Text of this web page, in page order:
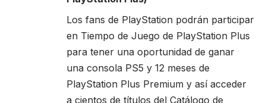
Los fans de PlayStation podrán participar
en Tiempo de Juego de PlayStation Plus
para tener una oportunidad de ganar
una consola PS5 y 12 meses de
PlayStation Plus Premium y así acceder
a cientos de títulos del Catálogo de